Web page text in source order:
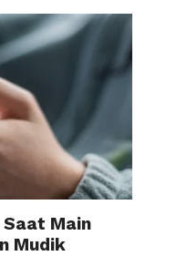
Main
Mudik